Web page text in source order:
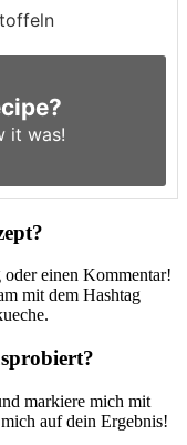
it was!
einen Kommentar!
mit dem Hashtag
markiere mich mit
auf dein Ergebnis!